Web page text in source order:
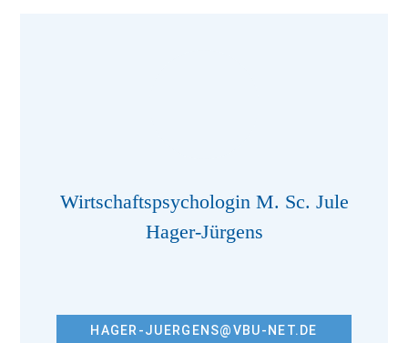
Wirtschaftspsychologin M. Sc. Jule
Hager-Jürgens
HAGER-JUERGENS@VBU-NET.DE